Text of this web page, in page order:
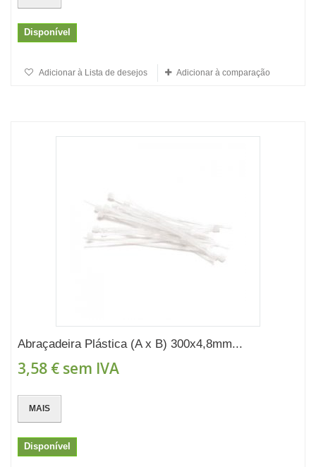
Disponível
Adicionar à Lista de desejos Adicionar à comparação
Abraçadeira Plástica (A x B) 300x4,8mm...
3,58 € sem IVA
MAIS
Disponível